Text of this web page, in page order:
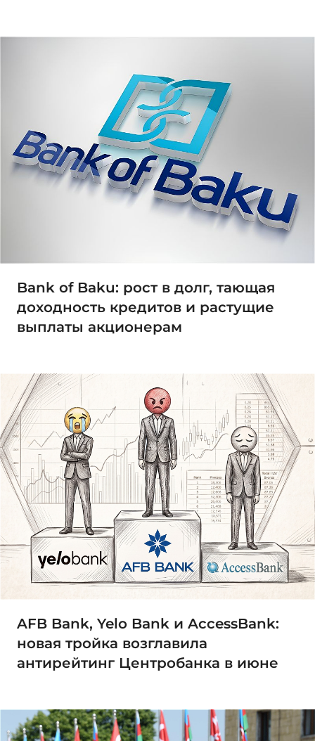
Bank of Baku: рост в долг, тающая
доходность кредитов и растущие
выплаты акционерам
AFB Bank, Yelo Bank и AccessBank:
новая тройка возглавила
антирейтинг Центробанка в июне